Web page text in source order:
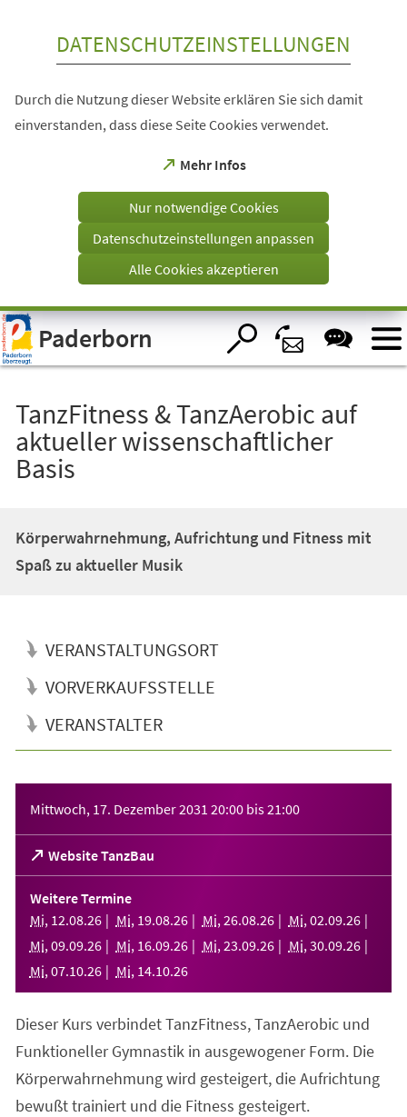
Visuelle
Assistenzsoftware
öffnen.
DATENSCHUTZEINSTELLUNGEN
Durch die Nutzung dieser Website erklären Sie sich damit
einverstanden, dass diese Seite Cookies verwendet.
Mehr Infos
(Öffnet
einem
Tab)
Nur notwendige Cookies
Datenschutzeinstellungen anpassen
Alle Cookies akzeptieren
Paderborn
TanzFitness & TanzAerobic auf
aktueller wissenschaftlicher
Basis
Körperwahrnehmung, Aufrichtung und Fitness mit
Spaß zu aktueller Musik
VERANSTALTUNGSORT
VORVERKAUFSSTELLE
VERANSTALTER
Mittwoch, 17. Dezember 2031 20:00 bis21:00
Website TanzBau
(Öffnet
in
einem
neuen
Tab)
Weitere Termine
Mi, 12.08.26 Mi, 19.08.26 Mi, 26.08.26 Mi, 02.09.26
Mi, 09.09.26 Mi, 16.09.26 Mi, 23.09.26 Mi, 30.09.26
Mi, 07.10.26 Mi, 14.10.26
Dieser Kurs verbindet TanzFitness, TanzAerobic und
Funktioneller Gymnastik in ausgewogener Form. Die
Körperwahrnehmung wird gesteigert, die Aufrichtung
bewußt trainiert und die Fitness gesteigert.